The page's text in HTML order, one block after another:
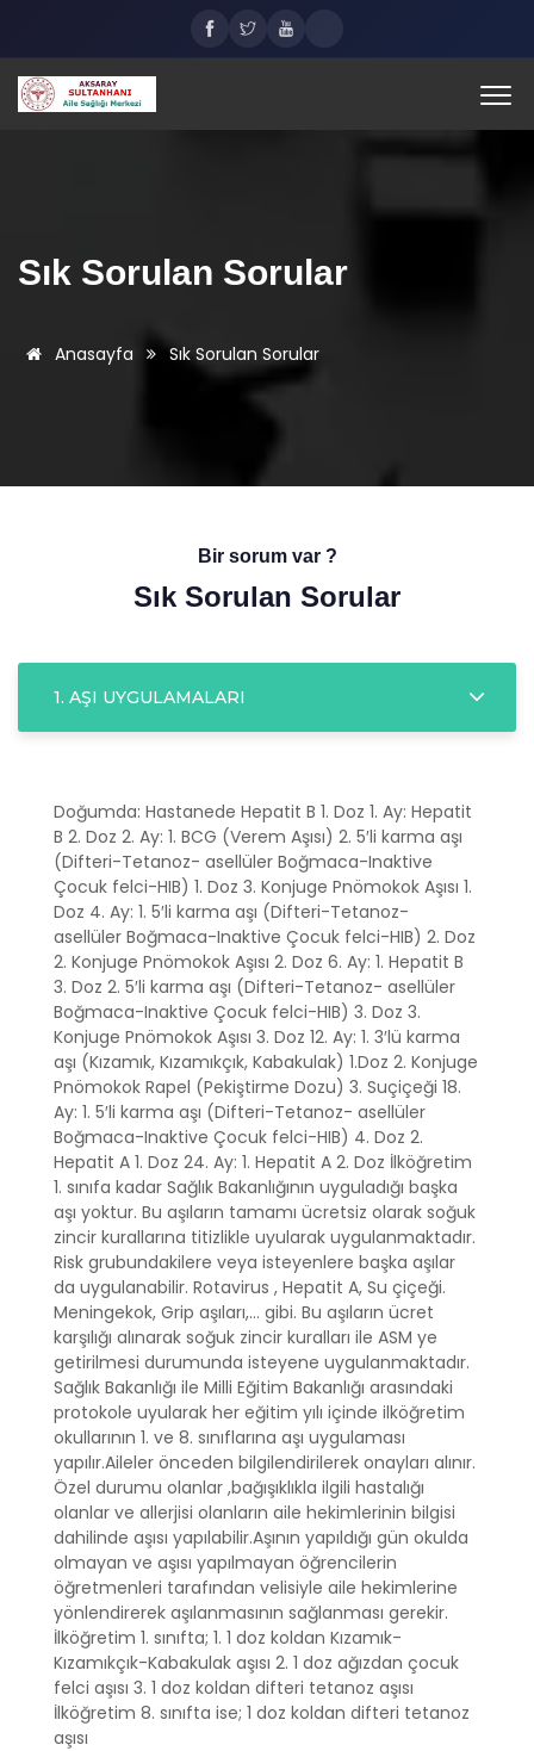
Sık Sorulan Sorular
Anasayfa Sık Sorulan Sorular
Bir sorum var ?
Sık Sorulan Sorular
1. AŞI UYGULAMALARI
Doğumda: Hastanede Hepatit B 1. Doz 1. Ay: Hepatit
B 2. Doz 2. Ay: 1. BCG (Verem Aşısı) 2. 5′li karma aşı
(Difteri-Tetanoz- asellüler Boğmaca-Inaktive
Çocuk felci-HIB) 1. Doz 3. Konjuge Pnömokok Aşısı 1.
Doz 4. Ay: 1. 5′li karma aşı (Difteri-Tetanoz-
asellüler Boğmaca-Inaktive Çocuk felci-HIB) 2. Doz
2. Konjuge Pnömokok Aşısı 2. Doz 6. Ay: 1. Hepatit B
3. Doz 2. 5′li karma aşı (Difteri-Tetanoz- asellüler
Boğmaca-Inaktive Çocuk felci-HIB) 3. Doz 3.
Konjuge Pnömokok Aşısı 3. Doz 12. Ay: 1. 3′lü karma
aşı (Kızamık, Kızamıkçık, Kabakulak) 1.Doz 2. Konjuge
Pnömokok Rapel (Pekiştirme Dozu) 3. Suçiçeği 18.
Ay: 1. 5′li karma aşı (Difteri-Tetanoz- asellüler
Boğmaca-Inaktive Çocuk felci-HIB) 4. Doz 2.
Hepatit A 1. Doz 24. Ay: 1. Hepatit A 2. Doz İlköğretim
1. sınıfa kadar Sağlık Bakanlığının uyguladığı başka
aşı yoktur. Bu aşıların tamamı ücretsiz olarak soğuk
zincir kurallarına titizlikle uyularak uygulanmaktadır.
Risk grubundakilere veya isteyenlere başka aşılar
da uygulanabilir. Rotavirus , Hepatit A, Su çiçeği.
Meningekok, Grip aşıları,… gibi. Bu aşıların ücret
karşılığı alınarak soğuk zincir kuralları ile ASM ye
getirilmesi durumunda isteyene uygulanmaktadır.
Sağlık Bakanlığı ile Milli Eğitim Bakanlığı arasındaki
protokole uyularak her eğitim yılı içinde ilköğretim
okullarının 1. ve 8. sınıflarına aşı uygulaması
yapılır.Aileler önceden bilgilendirilerek onayları alınır.
Özel durumu olanlar ,bağışıklıkla ilgili hastalığı
olanlar ve allerjisi olanların aile hekimlerinin bilgisi
dahilinde aşısı yapılabilir.Aşının yapıldığı gün okulda
olmayan ve aşısı yapılmayan öğrencilerin
öğretmenleri tarafından velisiyle aile hekimlerine
yönlendirerek aşılanmasının sağlanması gerekir.
İlköğretim 1. sınıfta; 1. 1 doz koldan Kızamık-
Kızamıkçık-Kabakulak aşısı 2. 1 doz ağızdan çocuk
felci aşısı 3. 1 doz koldan difteri tetanoz aşısı
İlköğretim 8. sınıfta ise; 1 doz koldan difteri tetanoz
aşısı